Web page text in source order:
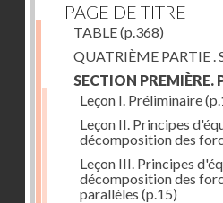
PAGE DE TITRE
TABLE(p.368)
QUATRIÈME PARTIE .
SECTION
Leçon I. Préliminaire
Leçon II. Principes
décomposition des
Leçon III. Principes
décomposition des
parallèles (p.15)